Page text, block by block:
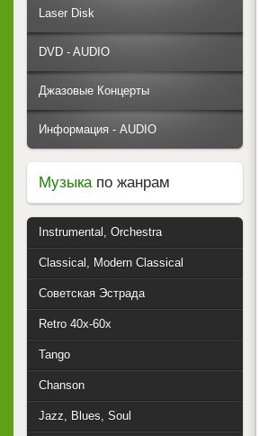
Laser Disk
DVD - AUDIO
Джазовые Концерты
Информация - AUDIO
Музыкапо жанрам
Instrumental, Orchestra
Classical, Modern Classical
Советская Эстрада
Retro 40x-60x
Tango
Chanson
Jazz, Blues, Soul